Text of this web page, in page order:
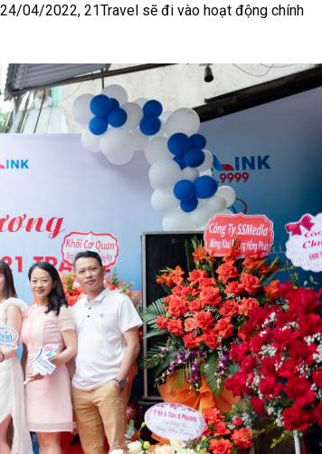
04/2022, 21Travel sẽ đi vào hoạt động chính